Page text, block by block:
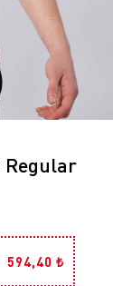
Regular
594,40 ₺